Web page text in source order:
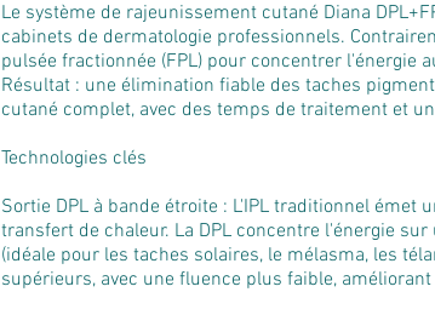
Le système de rajeunissement cutané Diana
cabinets de dermatologie professionnels.
pulsée fractionnée (FPL) pour concentrer
Résultat : une élimination fiable des taches
cutané complet, avec des temps de traitement et
Technologies clés
Sortie DPL à bande étroite : L'IPL traditionnel
transfert de chaleur. La DPL concentre l'énergie
(idéale pour les taches solaires, le mélasma, les
supérieurs, avec une fluence plus faible,